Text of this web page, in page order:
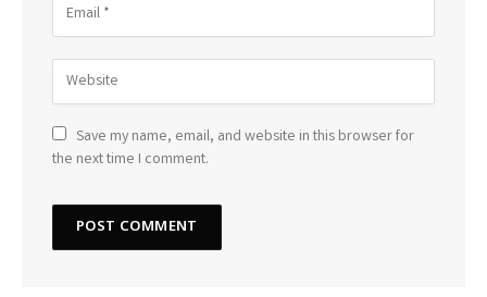
Save my name, email, and website in this browser for
the next time I comment.